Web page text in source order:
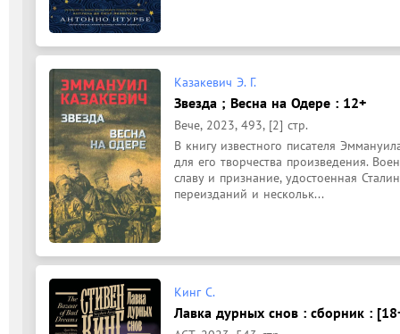
Казакевич Э. Г.
Звезда ; Весна на Одере : 12+
Вече, 2023, 493, [2] стр.
В книгу известного писателя
для его творчества произведения.
славу и признание, удостоенная
переизданий и нескольк...
Кинг С.
Лавка дурных снов : сборник :